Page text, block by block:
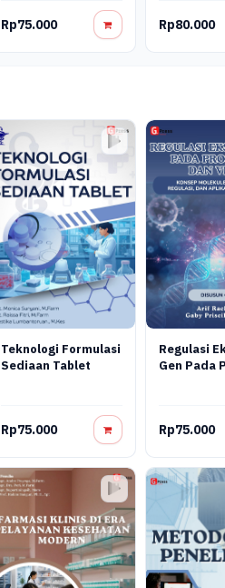
Rp75.000 Rp80.000
Teknologi Formulasi
Sediaan Tablet
Rp75.000
Regulasi
Gen Pada
Regulasi,
Rp75.000